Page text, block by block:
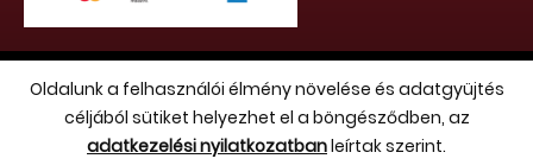
Oldalunk a felhasználói élmény növelése és adatgyüjtés
céljából sütiket helyezhet el a böngésződben, az
adatkezelési nyilatkozatbanleírtak szerint.